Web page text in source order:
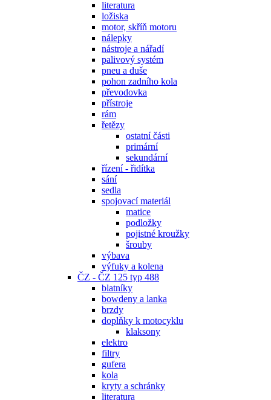
literatura
ložiska
motor, skříň motoru
nálepky
nástroje a nářadí
palivový systém
pneu a duše
pohon zadního kola
převodovka
přístroje
rám
řetězy
ostatní části
primární
sekundární
řízení - řidítka
sání
sedla
spojovací materiál
matice
podložky
pojistné kroužky
šrouby
výbava
výfuky a kolena
ČZ - ČZ 125 typ 488
blatníky
bowdeny a lanka
brzdy
doplňky k motocyklu
klaksony
elektro
filtry
gufera
kola
kryty a schránky
literatura